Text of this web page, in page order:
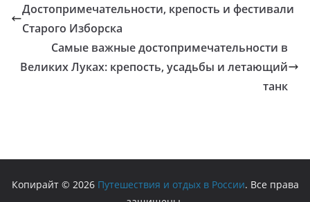
Достопримечательности, крепость и фестивали
Старого Изборска
Самые важные достопримечательности в
Великих Луках: крепость, усадьбы и летающий
танк
Копирайт © 2026 Путешествия и отдых в России. Все права